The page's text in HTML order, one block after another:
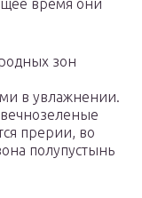
время они
зон
в увлажнении.
прерии, во
полупустынь